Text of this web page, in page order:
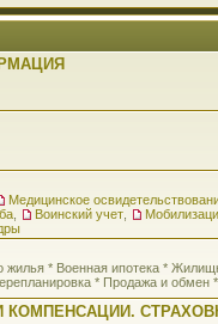
Медицинское
Воинский учет
жилья * Военная ипотека *
* Продажа и обмен